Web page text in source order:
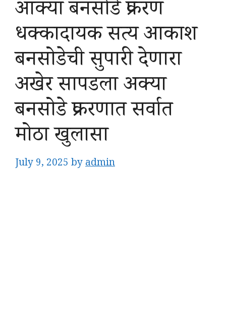
आक्या बनसोडे प्रकरण
धक्कादायक सत्य आकाश
बनसोडेची सुपारी देणारा
अखेर सापडला अक्या
बनसोडे प्रकरणात सर्वात
मोठा खुलासा
July 9, 2025 byadmin